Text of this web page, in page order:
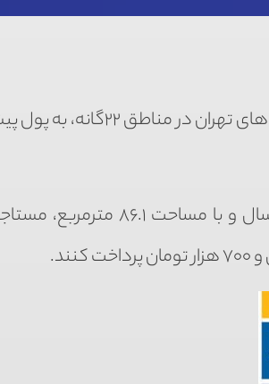
به‌صورت میانگین، برای آپارتمان‌های با